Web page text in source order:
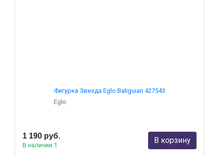
Фигурка Звезда Eglo Baliguian 427543
Eglo
1 190 руб.
В наличии 1
В корзину